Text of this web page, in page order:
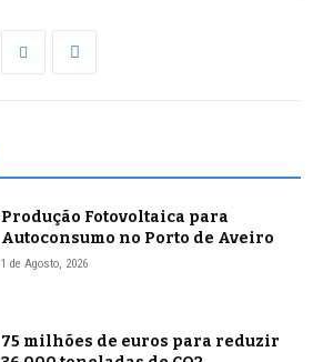
Produção Fotovoltaica para
Autoconsumo no Porto de Aveiro
1 de Agosto, 2026
75 milhões de euros para reduzir